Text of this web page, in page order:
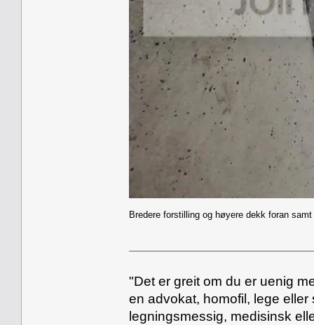
Bredere forstilling og høyere dekk foran
"Det er greit om du er uenig
en advokat, homofil, lege
legningsmessig, medisinsk